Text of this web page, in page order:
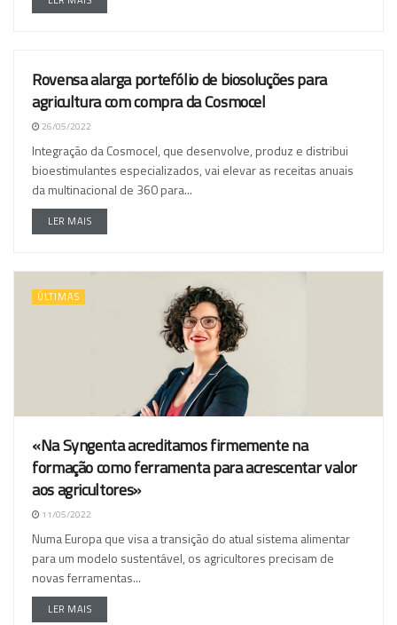
NACIONAL
Rovensa alarga portefólio de biosoluções para
agricultura com compra da Cosmocel
26/05/2022
Integração da Cosmocel, que desenvolve, produz e distribui
bioestimulantes especializados, vai elevar as receitas anuais
da multinacional de 360 para...
LER MAIS
ÚLTIMAS
«Na Syngenta acreditamos firmemente na
formação como ferramenta para acrescentar valor
aos agricultores»
11/05/2022
Numa Europa que visa a transição do atual sistema alimentar
para um modelo sustentável, os agricultores precisam de
novas ferramentas...
LER MAIS